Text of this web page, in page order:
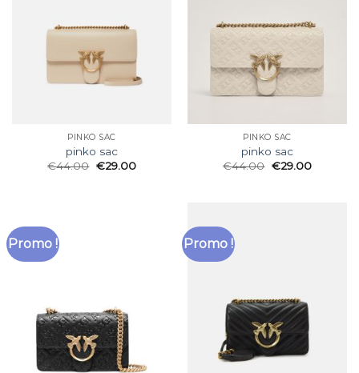
PINKO SAC
pinko sac
€44.00 €29.00
PINKO SAC
pinko sac
€44.00 €29.00
Promo ! Promo !